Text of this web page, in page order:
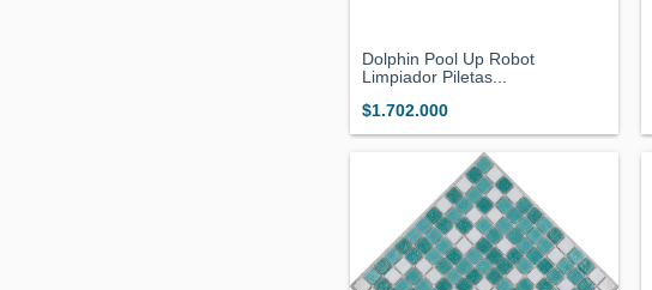
Dolphin Pool Up Robot
Limpiador Piletas...
$1.702.000